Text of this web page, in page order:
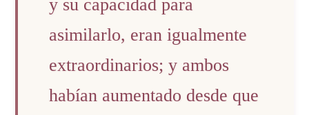
y su capacidad para
asimilarlo, eran igualmente
extraordinarios; y ambos
habían aumentado desde que